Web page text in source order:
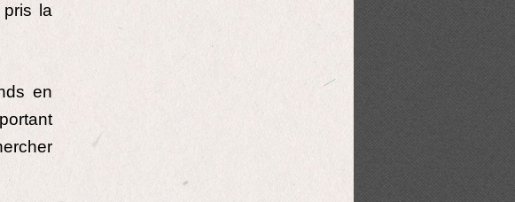
la
en